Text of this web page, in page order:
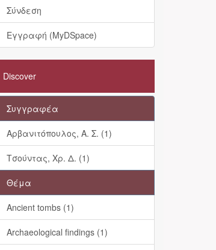
Σύνδεση
Εγγραφή (MyDSpace)
Discover
Συγγραφέα
Αρβανιτόπουλος, Α. Σ. (1)
Τσούντας, Χρ. Δ. (1)
Θέμα
Ancient tombs (1)
Archaeological findings (1)